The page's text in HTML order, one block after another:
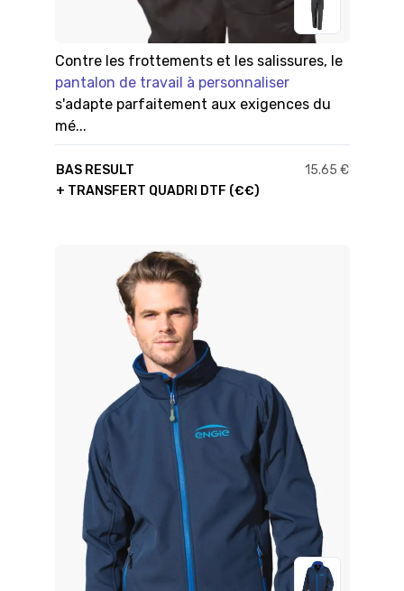
Contre les frottements et les salissures, le
pantalon de travail à personnaliser
s'adapte parfaitement aux exigences du
mé...
BAS RESULT
15.65 €
+ TRANSFERT QUADRI DTF (€€)